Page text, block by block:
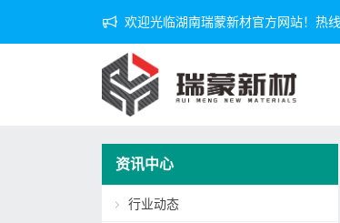
欢迎光临湖南瑞蒙新材官方网站！热
资讯中心
行业动态